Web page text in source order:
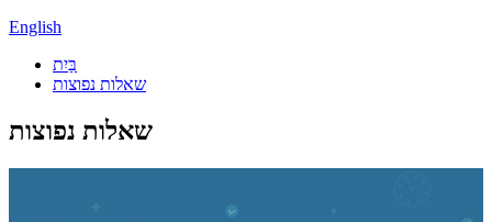
English
בַּיִת
שאלות נפוצות
שאלות נפוצות